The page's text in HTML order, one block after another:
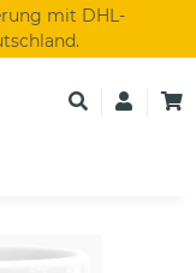
mit DHL-